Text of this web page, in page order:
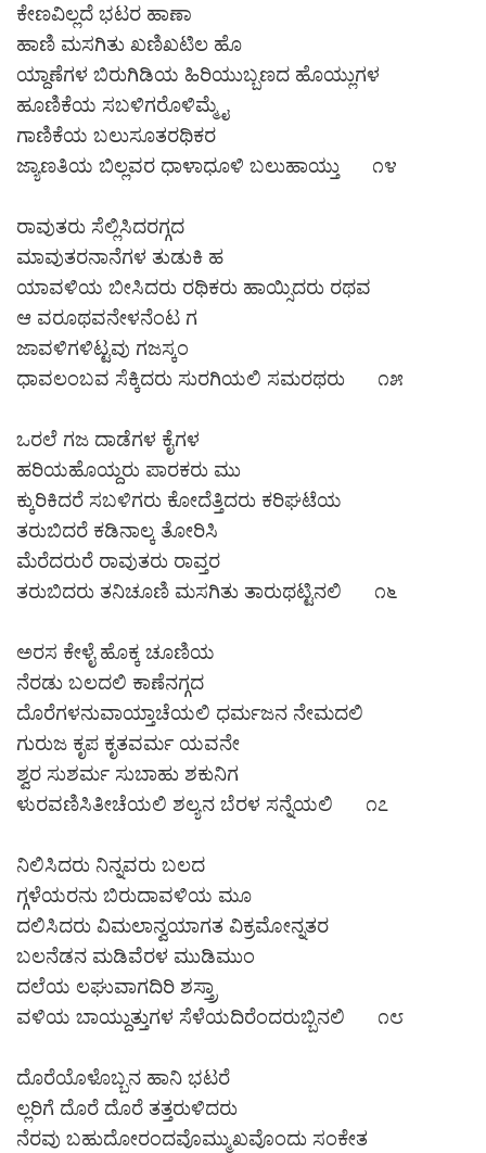
ಕೇಣವಿಲ್ಲದೆ ಭಟರ ಹಾಣಾ
ಹಾಣಿ ಮಸಗಿತು ಖಣಿಖಟಿಲ ಹೊ
ಯ್ದಾಣೆಗಳ ಬಿರುಗಿಡಿಯ ಹಿರಿಯುಬ್ಬಣದ ಹೊಯ್ಲುಗಳ
ಹೂಣಿಕೆಯ ಸಬಳಿಗರೊಳಿಮ್ಮೈ
ಗಾಣಿಕೆಯ ಬಲುಸೂತರಥಿಕರ
ಜ್ಯಾಣತಿಯ ಬಿಲ್ಲವರ ಧಾಳಾಧೂಳಿ ಬಲುಹಾಯ್ತು ೧೪
ರಾವುತರು ಸೆಲ್ಲಿಸಿದರಗ್ಗದ
ಮಾವುತರನಾನೆಗಳ ತುಡುಕಿ ಹ
ಯಾವಳಿಯ ಬೀಸಿದರು ರಥಿಕರು ಹಾಯ್ಸಿದರು ರಥವ
ಆ ವರೂಥವನೇಳನೆಂಟ ಗ
ಜಾವಳಿಗಳಿಟ್ಟವು ಗಜಸ್ಕಂ
ಧಾವಲಂಬವ ಸೆಕ್ಕಿದರು ಸುರಗಿಯಲಿ ಸಮರಥರು ೧೫
ಒರಲೆ ಗಜ ದಾಡೆಗಳ ಕೈಗಳ
ಹರಿಯಹೊಯ್ದರು ಪಾರಕರು ಮು
ಕ್ಕುರಿಕಿದರೆ ಸಬಳಿಗರು ಕೋದೆತ್ತಿದರು ಕರಿಘಟೆಯ
ತರುಬಿದರೆ ಕಡಿನಾಲ್ಕ ತೋರಿಸಿ
ಮೆರೆದರುರೆ ರಾವುತರು ರಾವ್ತರ
ತರುಬಿದರು ತನಿಚೂಣಿ ಮಸಗಿತು ತಾರುಥಟ್ಟಿನಲಿ ೧೬
ಅರಸ ಕೇಳೈ ಹೊಕ್ಕ ಚೂಣಿಯ
ನೆರಡು ಬಲದಲಿ ಕಾಣೆನಗ್ಗದ
ದೊರೆಗಳನುವಾಯ್ತಾಚೆಯಲಿ ಧರ್ಮಜನ ನೇಮದಲಿ
ಗುರುಜ ಕೃಪ ಕೃತವರ್ಮ ಯವನೇ
ಶ್ವರ ಸುಶರ್ಮ ಸುಬಾಹು ಶಕುನಿಗ
ಳುರವಣಿಸಿತೀಚೆಯಲಿ ಶಲ್ಯನ ಬೆರಳ ಸನ್ನೆಯಲಿ ೧೭
ನಿಲಿಸಿದರು ನಿನ್ನವರು ಬಲದ
ಗ್ಗಳೆಯರನು ಬಿರುದಾವಳಿಯ ಮೂ
ದಲಿಸಿದರು ವಿಮಲಾನ್ವಯಾಗತ ವಿಕ್ರಮೋನ್ನತರ
ಬಲನೆಡನ ಮಡಿವೆರಳ ಮುಡಿಮುಂ
ದಲೆಯ ಲಘುವಾಗದಿರಿ ಶಸ್ತ್ರಾ
ವಳಿಯ ಬಾಯ್ದುತ್ತುಗಳ ಸೆಳೆಯದಿರೆಂದರುಬ್ಬಿನಲಿ ೧೮
ದೊರೆಯೊಳೊಬ್ಬನ ಹಾನಿ ಭಟರೆ
ಲ್ಲರಿಗೆ ದೊರೆ ದೊರೆ ತತ್ತರುಳಿದರು
ನೆರವು ಬಹುದೋರಂದವೊಮ್ಮುಖವೊಂದು ಸಂಕೇತ